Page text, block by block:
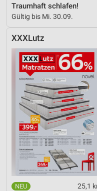
Traumhaft schlafen!
Gültig bis Mi. 30.09.
XXXLutz
25,1